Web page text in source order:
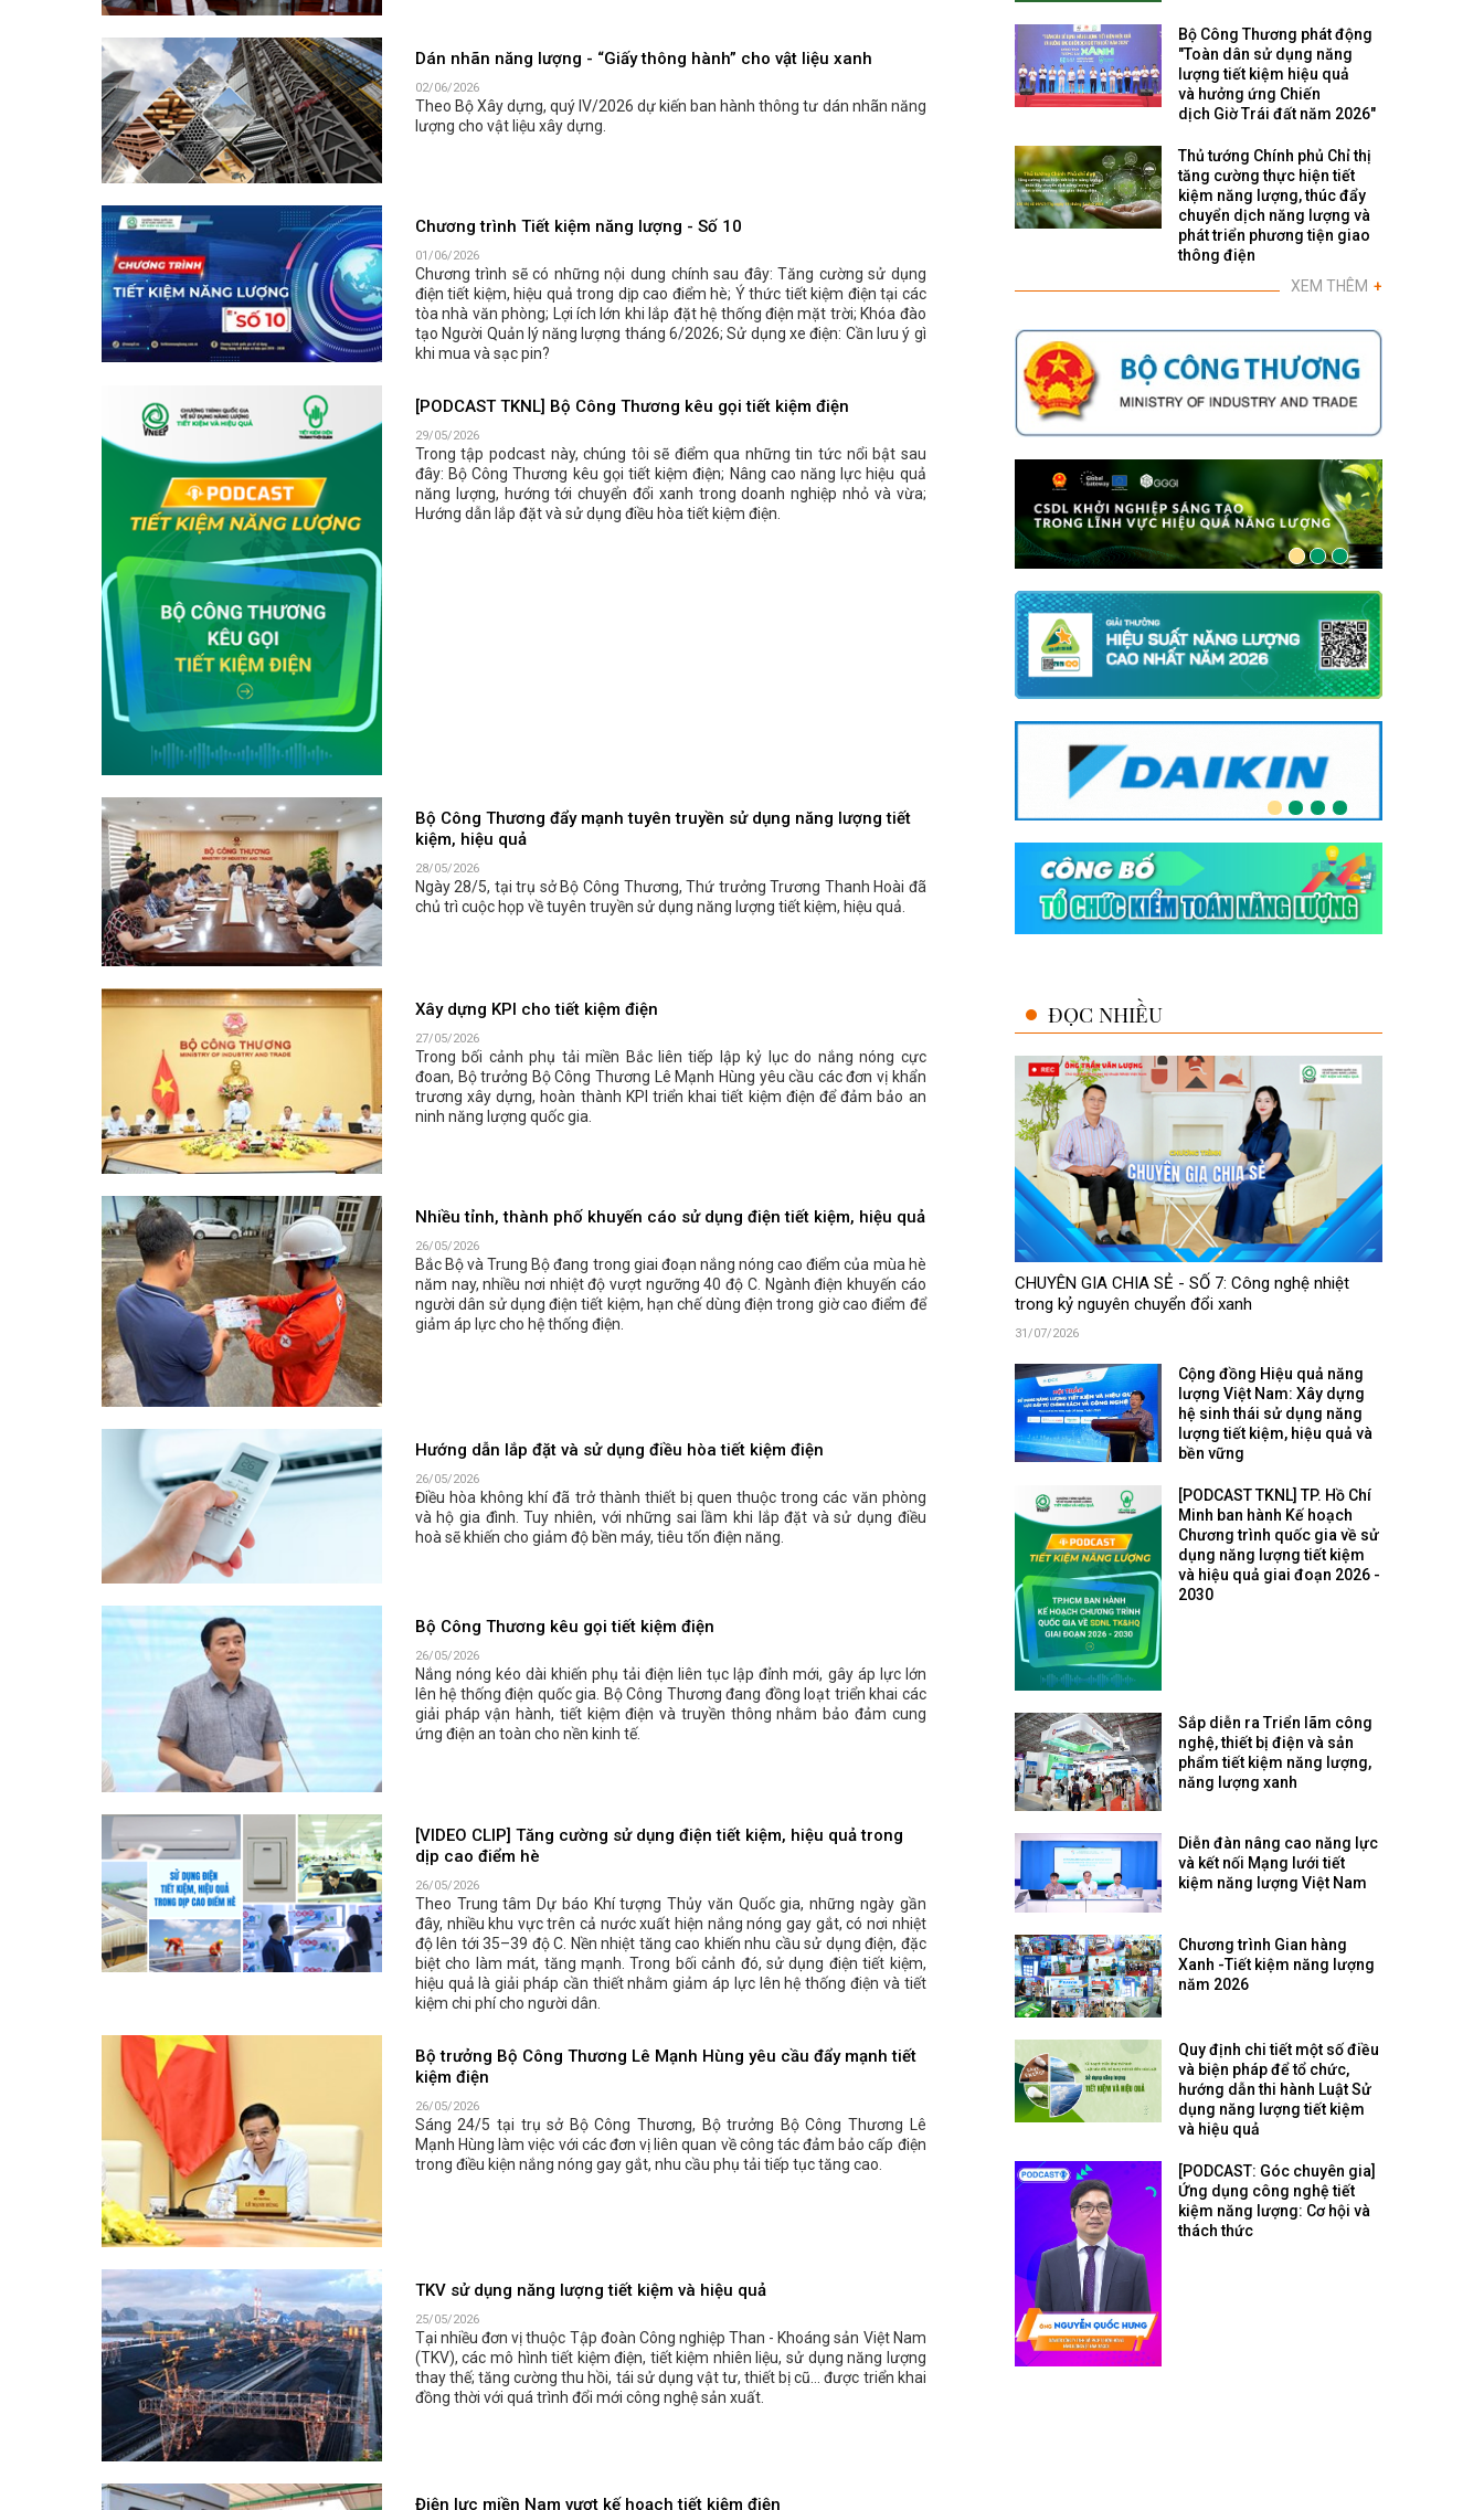
Dán nhãn năng lượng - “Giấy thông hành” cho vật liệu xanh
02/06/2026
Theo Bộ Xây dựng, quý IV/2026 dự kiến ban hành thông tư dán nhãn năng
lượng cho vật liệu xây dựng.
Chương trình Tiết kiệm năng lượng - Số 10
01/06/2026
Chương trình sẽ có những nội dung chính sau đây: Tăng cường sử dụng
điện tiết kiệm, hiệu quả trong dịp cao điểm hè; Ý thức tiết kiệm điện tại các
tòa nhà văn phòng; Lợi ích lớn khi lắp đặt hệ thống điện mặt trời; Khóa đào
tạo Người Quản lý năng lượng tháng 6/2026; Sử dụng xe điện: Cần lưu ý gì
khi mua và sạc pin?
[PODCAST TKNL] Bộ Công Thương kêu gọi tiết kiệm điện
29/05/2026
Trong tập podcast này, chúng tôi sẽ điểm qua những tin tức nổi bật sau
đây: Bộ Công Thương kêu gọi tiết kiệm điện; Nâng cao năng lực hiệu quả
năng lượng, hướng tới chuyển đổi xanh trong doanh nghiệp nhỏ và vừa;
Hướng dẫn lắp đặt và sử dụng điều hòa tiết kiệm điện.
Bộ Công Thương đẩy mạnh tuyên truyền sử dụng năng lượng tiết
kiệm, hiệu quả
28/05/2026
Ngày 28/5, tại trụ sở Bộ Công Thương, Thứ trưởng Trương Thanh Hoài đã
chủ trì cuộc họp về tuyên truyền sử dụng năng lượng tiết kiệm, hiệu quả.
Xây dựng KPI cho tiết kiệm điện
27/05/2026
Trong bối cảnh phụ tải miền Bắc liên tiếp lập kỷ lục do nắng nóng cực
đoan, Bộ trưởng Bộ Công Thương Lê Mạnh Hùng yêu cầu các đơn vị khẩn
trương xây dựng, hoàn thành KPI triển khai tiết kiệm điện để đảm bảo an
ninh năng lượng quốc gia.
Nhiều tỉnh, thành phố khuyến cáo sử dụng điện tiết kiệm, hiệu quả
26/05/2026
Bắc Bộ và Trung Bộ đang trong giai đoạn nắng nóng cao điểm của mùa hè
năm nay, nhiều nơi nhiệt độ vượt ngưỡng 40 độ C. Ngành điện khuyến cáo
người dân sử dụng điện tiết kiệm, hạn chế dùng điện trong giờ cao điểm để
giảm áp lực cho hệ thống điện.
Hướng dẫn lắp đặt và sử dụng điều hòa tiết kiệm điện
26/05/2026
Điều hòa không khí đã trở thành thiết bị quen thuộc trong các văn phòng
và hộ gia đình. Tuy nhiên, với những sai lầm khi lắp đặt và sử dụng điều
hoà sẽ khiến cho giảm độ bền máy, tiêu tốn điện năng.
Bộ Công Thương kêu gọi tiết kiệm điện
26/05/2026
Nắng nóng kéo dài khiến phụ tải điện liên tục lập đỉnh mới, gây áp lực lớn
lên hệ thống điện quốc gia. Bộ Công Thương đang đồng loạt triển khai các
giải pháp vận hành, tiết kiệm điện và truyền thông nhằm bảo đảm cung
ứng điện an toàn cho nền kinh tế.
[VIDEO CLIP] Tăng cường sử dụng điện tiết kiệm, hiệu quả trong
dịp cao điểm hè
26/05/2026
Theo Trung tâm Dự báo Khí tượng Thủy văn Quốc gia, những ngày gần
đây, nhiều khu vực trên cả nước xuất hiện nắng nóng gay gắt, có nơi nhiệt
độ lên tới 35–39 độ C. Nền nhiệt tăng cao khiến nhu cầu sử dụng điện, đặc
biệt cho làm mát, tăng mạnh. Trong bối cảnh đó, sử dụng điện tiết kiệm,
hiệu quả là giải pháp cần thiết nhằm giảm áp lực lên hệ thống điện và tiết
kiệm chi phí cho người dân.
Bộ trưởng Bộ Công Thương Lê Mạnh Hùng yêu cầu đẩy mạnh tiết
kiệm điện
26/05/2026
Sáng 24/5 tại trụ sở Bộ Công Thương, Bộ trưởng Bộ Công Thương Lê
Mạnh Hùng làm việc với các đơn vị liên quan về công tác đảm bảo cấp điện
trong điều kiện nắng nóng gay gắt, nhu cầu phụ tải tiếp tục tăng cao.
TKV sử dụng năng lượng tiết kiệm và hiệu quả
25/05/2026
Tại nhiều đơn vị thuộc Tập đoàn Công nghiệp Than - Khoáng sản Việt Nam
(TKV), các mô hình tiết kiệm điện, tiết kiệm nhiên liệu, sử dụng năng lượng
thay thế; tăng cường thu hồi, tái sử dụng vật tư, thiết bị cũ… được triển khai
đồng thời với quá trình đổi mới công nghệ sản xuất.
Điện lực miền Nam vượt kế hoạch tiết kiệm điện
Bộ Công Thương phát động
"Toàn dân sử dụng năng
lượng tiết kiệm hiệu quả
và hưởng ứng Chiến
dịch Giờ Trái đất năm 2026"
Thủ tướng Chính phủ Chỉ thị
tăng cường thực hiện tiết
kiệm năng lượng, thúc đẩy
chuyển dịch năng lượng và
phát triển phương tiện giao
thông điện
XEM THÊM +
ĐỌC NHIỀU
CHUYÊN GIA CHIA SẺ - SỐ 7: Công nghệ nhiệt
trong kỷ nguyên chuyển đổi xanh
31/07/2026
Cộng đồng Hiệu quả năng
lượng Việt Nam: Xây dựng
hệ sinh thái sử dụng năng
lượng tiết kiệm, hiệu quả và
bền vững
[PODCAST TKNL] TP. Hồ Chí
Minh ban hành Kế hoạch
Chương trình quốc gia về sử
dụng năng lượng tiết kiệm
và hiệu quả giai đoạn 2026 -
2030
Sắp diễn ra Triển lãm công
nghệ, thiết bị điện và sản
phẩm tiết kiệm năng lượng,
năng lượng xanh
Diễn đàn nâng cao năng lực
và kết nối Mạng lưới tiết
kiệm năng lượng Việt Nam
Chương trình Gian hàng
Xanh -Tiết kiệm năng lượng
năm 2026
Quy định chi tiết một số điều
và biện pháp để tổ chức,
hướng dẫn thi hành Luật Sử
dụng năng lượng tiết kiệm
và hiệu quả
[PODCAST: Góc chuyên gia]
Ứng dụng công nghệ tiết
kiệm năng lượng: Cơ hội và
thách thức